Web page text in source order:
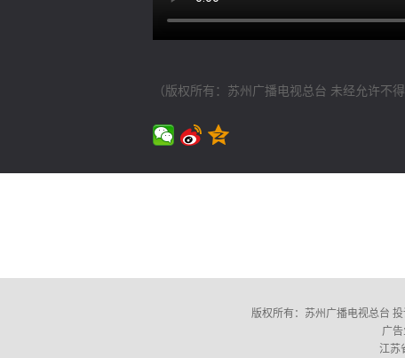
（版权所有：苏州广播电视总台 未经允许不得
版权所有：苏州广播电视总台
广
江苏